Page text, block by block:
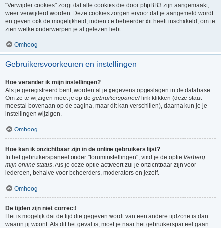
"Verwijder cookies" zorgt dat alle cookies die door phpBB3 zijn aangemaakt,
weer verwijderd worden. Deze cookies zorgen ervoor dat je aangemeld wordt
en geven ook de mogelijkheid, indien de beheerder dit heeft inschakeld, om te
zien welke onderwerpen je al gelezen hebt.
Omhoog
Gebruikersvoorkeuren en instellingen
Hoe verander ik mijn instellingen?
Als je geregistreerd bent, worden al je gegevens opgeslagen in de database.
Om ze te wijzigen moet je op de gebruikerspaneel link klikken (deze staat
meestal bovenaan op de pagina, maar dit kan verschillen), daarna kun je je
instellingen wijzigen.
Omhoog
Hoe kan ik onzichtbaar zijn in de online gebruikers lijst?
In het gebruikerspaneel onder "foruminstellingen", vind je de optie Verberg
mijn online status. Als je deze optie activeert zul je onzichtbaar zijn voor
iedereen, behalve voor beheerders, moderators en jezelf.
Omhoog
De tijden zijn niet correct!
Het is mogelijk dat de tijd die gegeven wordt van een andere tijdzone is dan
waarin jij woont. Als dit het geval is, moet je naar het gebruikerspaneel gaan